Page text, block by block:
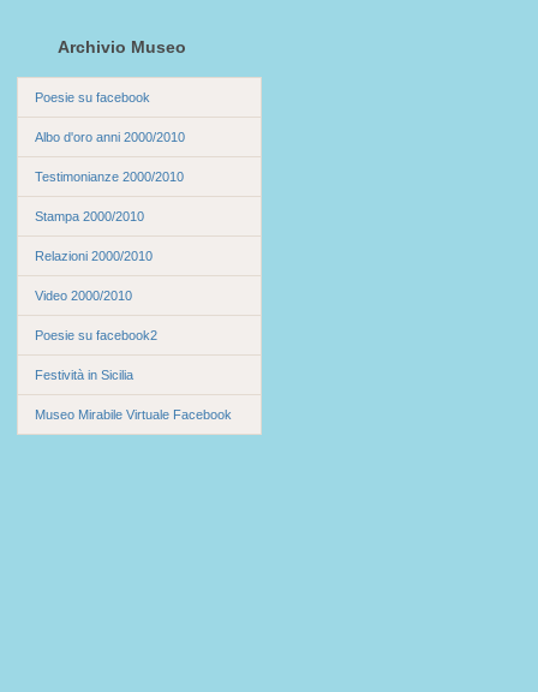
Archivio Museo
Poesie su facebook
Albo d'oro anni 2000/2010
Testimonianze 2000/2010
Stampa 2000/2010
Relazioni 2000/2010
Video 2000/2010
Poesie su facebook2
Festività in Sicilia
Museo Mirabile Virtuale Facebook